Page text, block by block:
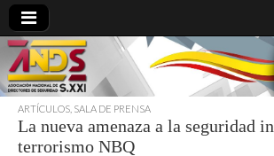
directoresdeseguridad.es
ARTÍCULOS SALA DE PRENSA
La nueva amenaza a la seguridad
terrorismo NBQ